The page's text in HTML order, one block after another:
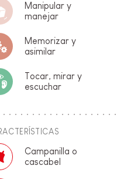
Manipular y
manejar
Memorizar y
asimilar
Tocar, mirar y
escuchar
Campanilla o
cascabel